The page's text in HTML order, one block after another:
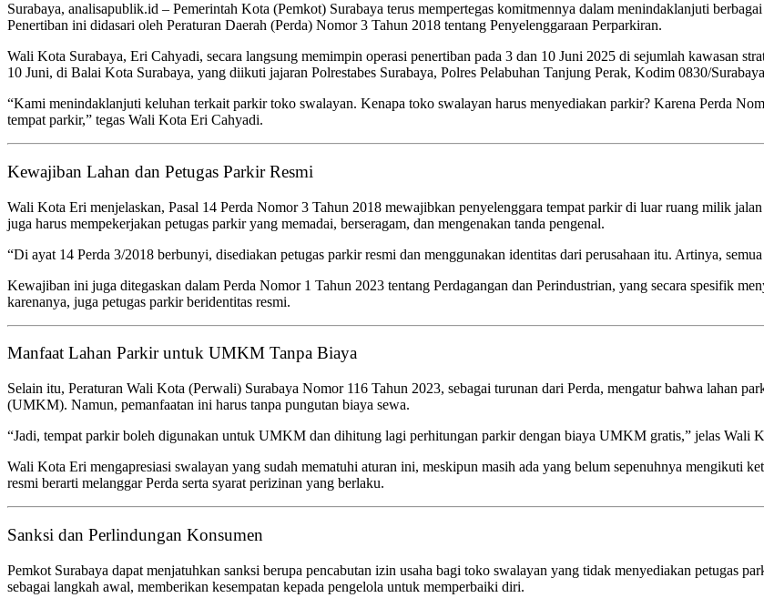
Surabaya, analisapublik.id – Pemerintah Kota (Pemkot) Surabaya terus mempertegas komitmennya dalam menindaklanjuti
Penertiban ini didasari oleh Peraturan Daerah (Perda) Nomor 3 Tahun 2018 tentang Penyelenggaraan Perparkiran.
Wali Kota Surabaya, Eri Cahyadi, secara langsung memimpin operasi penertiban pada 3 dan 10 Juni 2025 di sejumlah kawasan
10 Juni, di Balai Kota Surabaya, yang diikuti jajaran Polrestabes Surabaya, Polres Pelabuhan Tanjung Perak, Kodim 0830/
“Kami menindaklanjuti keluhan terkait parkir toko swalayan. Kenapa toko swalayan harus menyediakan parkir? Karena Perda
tempat parkir,” tegas Wali Kota Eri Cahyadi.
Kewajiban Lahan dan Petugas Parkir Resmi
Wali Kota Eri menjelaskan, Pasal 14 Perda Nomor 3 Tahun 2018 mewajibkan penyelenggara tempat parkir di luar ruang milik
juga harus mempekerjakan petugas parkir yang memadai, berseragam, dan mengenakan tanda pengenal.
“Di ayat 14 Perda 3/2018 berbunyi, disediakan petugas parkir resmi dan menggunakan identitas dari perusahaan itu. Artinya,
Kewajiban ini juga ditegaskan dalam Perda Nomor 1 Tahun 2023 tentang Perdagangan dan Perindustrian, yang secara spesifik
karenanya, juga petugas parkir beridentitas resmi.
Manfaat Lahan Parkir untuk UMKM Tanpa Biaya
Selain itu, Peraturan Wali Kota (Perwali) Surabaya Nomor 116 Tahun 2023, sebagai turunan dari Perda, mengatur bahwa lahan
(UMKM). Namun, pemanfaatan ini harus tanpa pungutan biaya sewa.
“Jadi, tempat parkir boleh digunakan untuk UMKM dan dihitung lagi perhitungan parkir dengan biaya UMKM gratis,” jelas Wali
Wali Kota Eri mengapresiasi swalayan yang sudah mematuhi aturan ini, meskipun masih ada yang belum sepenuhnya mengikuti
resmi berarti melanggar Perda serta syarat perizinan yang berlaku.
Sanksi dan Perlindungan Konsumen
Pemkot Surabaya dapat menjatuhkan sanksi berupa pencabutan izin usaha bagi toko swalayan yang tidak menyediakan petugas
sebagai langkah awal, memberikan kesempatan kepada pengelola untuk memperbaiki diri.